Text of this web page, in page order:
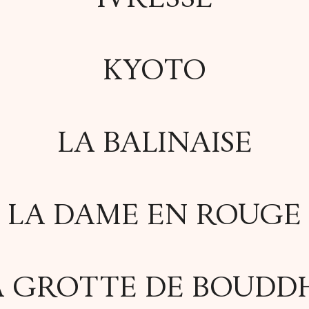
KYOTO
LA BALINAISE
LA DAME EN ROUGE
GROTTE DE